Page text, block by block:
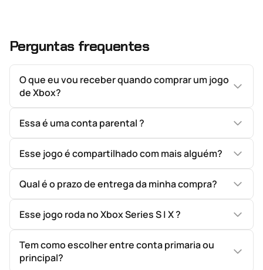
Perguntas frequentes
O que eu vou receber quando comprar um jogo
de Xbox?
Essa é uma conta parental ?
Esse jogo é compartilhado com mais alguém?
Qual é o prazo de entrega da minha compra?
Esse jogo roda no Xbox Series S | X ?
Tem como escolher entre conta primaria ou
principal?